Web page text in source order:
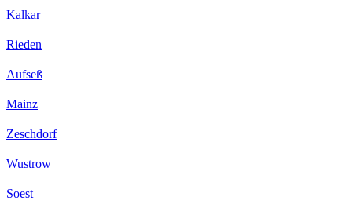
Kalkar
Rieden
Aufseß
Mainz
Zeschdorf
Wustrow
Soest